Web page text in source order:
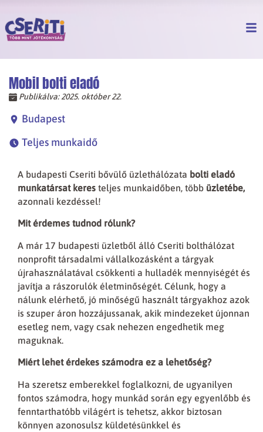
Mobil bolti eladó
Publikálva:2025. október 22.
Budapest
Teljes munkaidő
A budapesti Cseriti bővülő üzlethálózata bolti eladó
munkatársat keres teljes munkaidőben, több üzletébe,
azonnali kezdéssel!
Mit érdemes tudnod rólunk?
A már 17 budapesti üzletből álló Cseriti bolthálózat
nonprofit társadalmi vállalkozásként a tárgyak
újrahasználatával csökkenti a hulladék mennyiségét és
javítja a rászorulók életminőségét. Célunk, hogy a
nálunk elérhető, jó minőségű használt tárgyakhoz azok
is szuper áron hozzájussanak, akik mindezeket újonnan
esetleg nem, vagy csak nehezen engedhetik meg
maguknak.
Miért lehet érdekes számodra ez a lehetőség?
Ha szeretsz emberekkel foglalkozni, de ugyanilyen
fontos számodra, hogy munkád során egy egyenlőbb és
fenntarthatóbb világért is tehetsz, akkor biztosan
könnyen azonosulsz küldetésünkkel és